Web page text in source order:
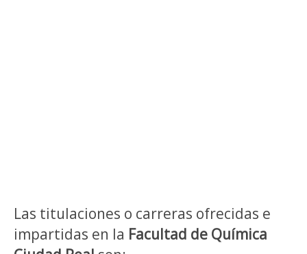
Las titulaciones o carreras ofrecidas e
impartidas en la Facultad de Química